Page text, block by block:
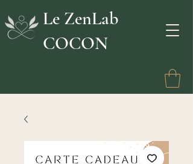
Le ZenLab
COCON